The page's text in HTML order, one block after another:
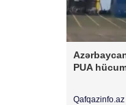
PUA
Qafqazinfo.az